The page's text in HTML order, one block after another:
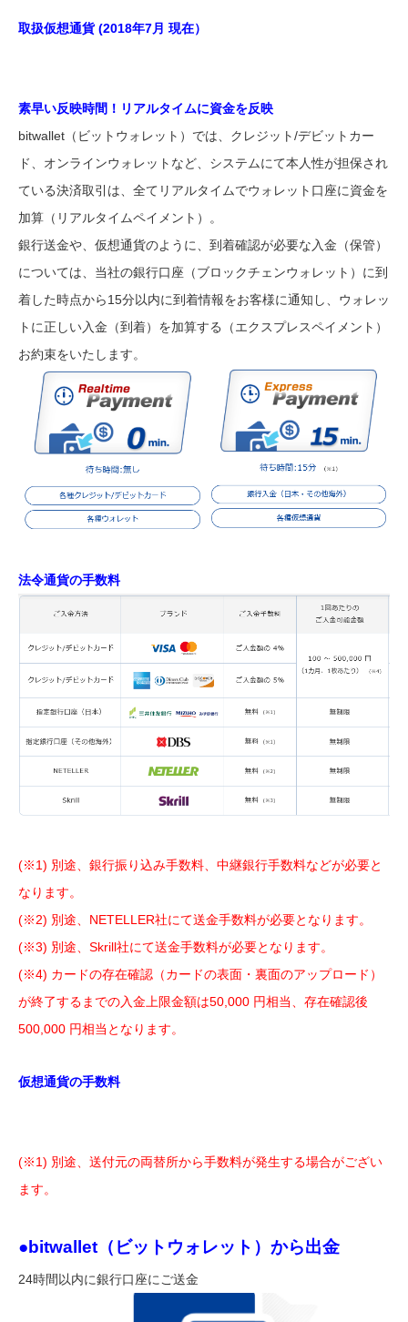
取扱仮想通貨 (2018年7月 現在）
素早い反映時間！リアルタイムに資金を反映
bitwallet（ビットウォレット）では、クレジット/デビットカー
ド、オンラインウォレットなど、システムにて本人性が担保され
ている決済取引は、全てリアルタイムでウォレット口座に資金を
加算（リアルタイムペイメント）。
銀行送金や、仮想通貨のように、到着確認が必要な入金（保管）
については、当社の銀行口座（ブロックチェンウォレット）に到
着した時点から15分以内に到着情報をお客様に通知し、ウォレッ
トに正しい入金（到着）を加算する（エクスプレスペイメント）
お約束をいたします。
法令通貨の手数料
(※1) 別途、銀行振り込み手数料、中継銀行手数料などが必要と
なります。
(※2) 別途、NETELLER社にて送金手数料が必要となります。
(※3) 別途、Skrill社にて送金手数料が必要となります。
(※4) カードの存在確認（カードの表面・裏面のアップロード）
が終了するまでの入金上限金額は50,000 円相当、存在確認後
500,000 円相当となります。
仮想通貨の手数料
(※1) 別途、送付元の両替所から手数料が発生する場合がござい
ます。
●bitwallet（ビットウォレット）から出金
24時間以内に銀行口座にご送金